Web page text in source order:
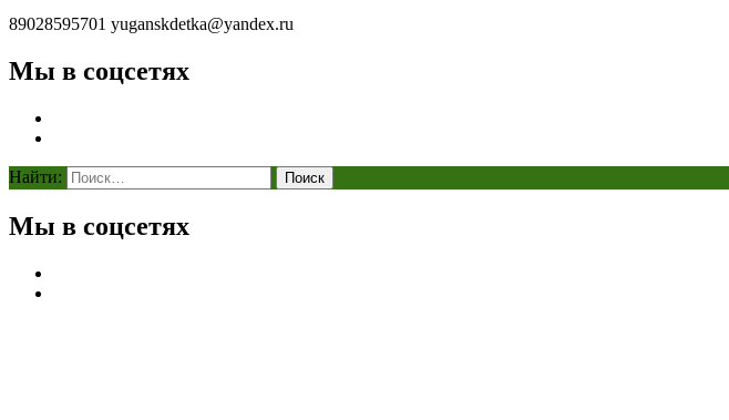
89028595701 yuganskdetka@yandex.ru
Мы в соцсетях
Найти:
Мы в соцсетях